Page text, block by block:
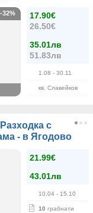
17.90€
26.50€
35.01лв
51.83лв
1.08 - 30.11
кв. Славейков
-32%
с
- в Ягодово
21.99€
43.01лв
10.04 - 15.10
10 грабнати